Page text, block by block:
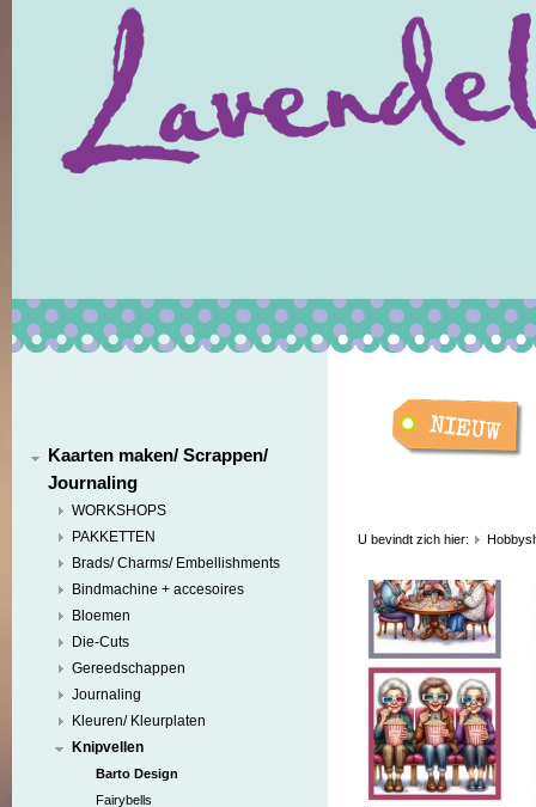
Kaarten maken/ Scrappen/
Journaling
WORKSHOPS
PAKKETTEN
Brads/ Charms/ Embellishments
Bindmachine + accesoires
Bloemen
Die-Cuts
Gereedschappen
Journaling
Kleuren/ Kleurplaten
Knipvellen
Barto Design
Fairybells
U bevindt zich hier: